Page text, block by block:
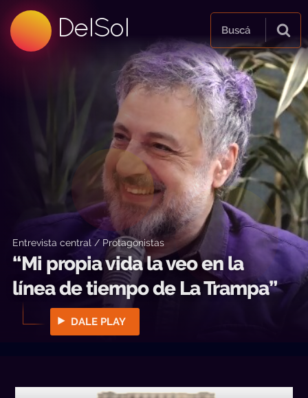
DelSol
99.5 FM
Buscá
Entrevista central / Protagonistas
“Mi propia vida la veo en la
línea de tiempo de La Trampa”
DALE PLAY